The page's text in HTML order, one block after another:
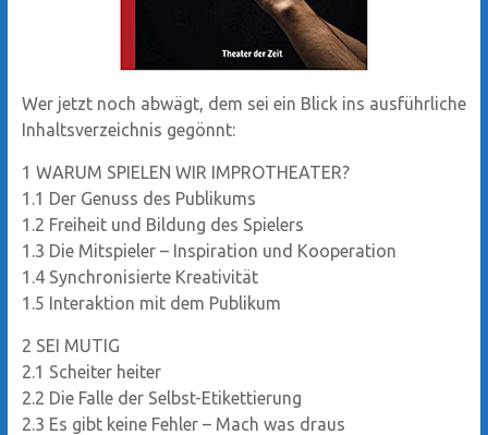
Wer jetzt noch abwägt, dem sei ein Blick ins ausführliche
Inhaltsverzeichnis gegönnt:
1 WARUM SPIELEN WIR IMPROTHEATER?
1.1 Der Genuss des Publikums
1.2 Freiheit und Bildung des Spielers
1.3 Die Mitspieler – Inspiration und Kooperation
1.4 Synchronisierte Kreativität
1.5 Interaktion mit dem Publikum
2 SEI MUTIG
2.1 Scheiter heiter
2.2 Die Falle der Selbst-Etikettierung
2.3 Es gibt keine Fehler – Mach was draus